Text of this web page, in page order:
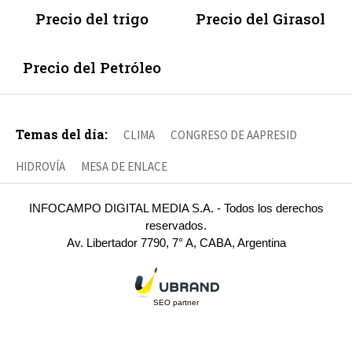
Precio del trigo Precio del Girasol
Precio del Petróleo
Temas del día: CLIMA CONGRESO DE AAPRESID
HIDROVÍA MESA DE ENLACE
INFOCAMPO DIGITAL MEDIA S.A. - Todos los derechos
reservados.
Av. Libertador 7790, 7° A, CABA, Argentina
SEO partner